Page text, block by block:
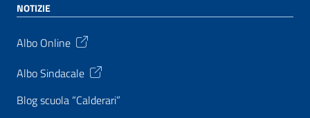
NOTIZIE
Albo Online
Albo Sindacale
Blog scuola “Calderari”